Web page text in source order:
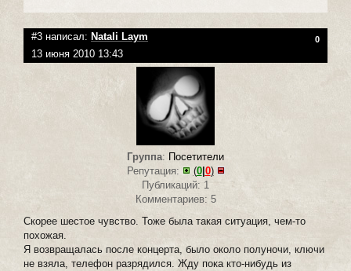
#3 написал: Natali Laym 0
13 июня 2010 13:43
Группа: Посетители
Репутация:
(0| 0)
Публикаций: 1
Комментариев: 5
Скорее шестое чувство. Тоже была такая ситуация, чем-то
похожая.
Я возвращалась после концерта, было около полуночи, ключи
не взяла, телефон разрядился. Жду пока кто-нибудь из